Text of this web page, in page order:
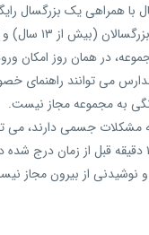
با همراهی یک بزرگسال
و کودکان (۳ تا ۱۲ سال) متفاوت است.
در همان روز امکان
می‌ توانند راهنمای
به مجموعه مجاز نیست.
مشکلات جسمی دارند، می‌
نوشیدنی از بیرون مجاز